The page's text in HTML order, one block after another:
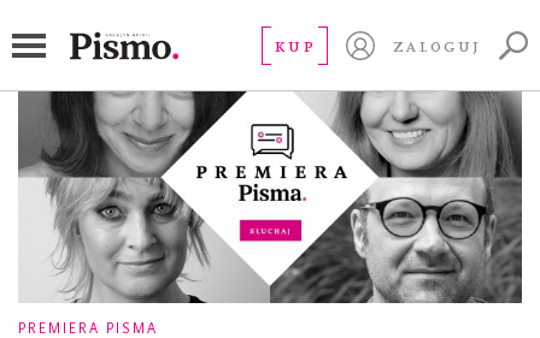
KUP ZALOGUJ
Grzegorz Ptaszek
PREMIERA PISMA